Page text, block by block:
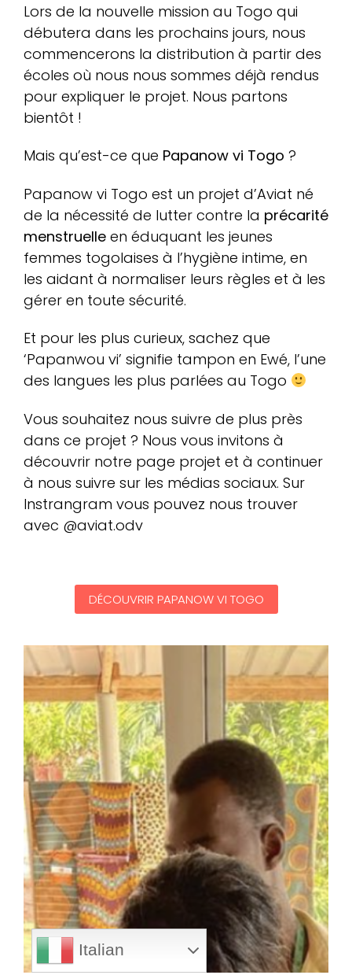
Lors de la nouvelle mission au Togo qui
débutera dans les prochains jours, nous
commencerons la distribution à partir des
écoles où nous nous sommes déjà rendus
pour expliquer le projet. Nous partons
bientôt !
Mais qu’est-ce que Papanow vi Togo ?
Papanow vi Togo est un projet d’Aviat né
de la nécessité de lutter contre la précarité
menstruelle en éduquant les jeunes
femmes togolaises à l’hygiène intime, en
les aidant à normaliser leurs règles et à les
gérer en toute sécurité.
Et pour les plus curieux, sachez que
‘Papanwou vi’ signifie tampon en Ewé, l’une
des langues les plus parlées au Togo
Vous souhaitez nous suivre de plus près
dans ce projet ? Nous vous invitons à
découvrir notre page projet et à continuer
à nous suivre sur les médias sociaux. Sur
Instrangram vous pouvez nous trouver
avec @aviat.odv
DÉCOUVRIR PAPANOW VI TOGO
Italian